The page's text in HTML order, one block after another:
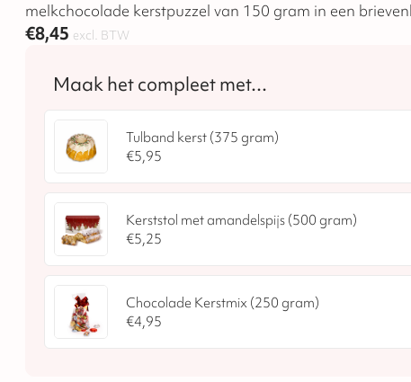
€8,45 excl. BTW
Tulband kerst (375 gram)
€5,95
Kerststol met amandelspijs (500 gram)
€5,25
Chocolade Kerstmix (250 gram)
€4,95